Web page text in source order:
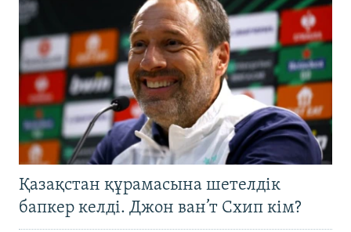
Қазақстан құрамасына шетелдік
бапкер келді. Джон ван’т Схип кім?